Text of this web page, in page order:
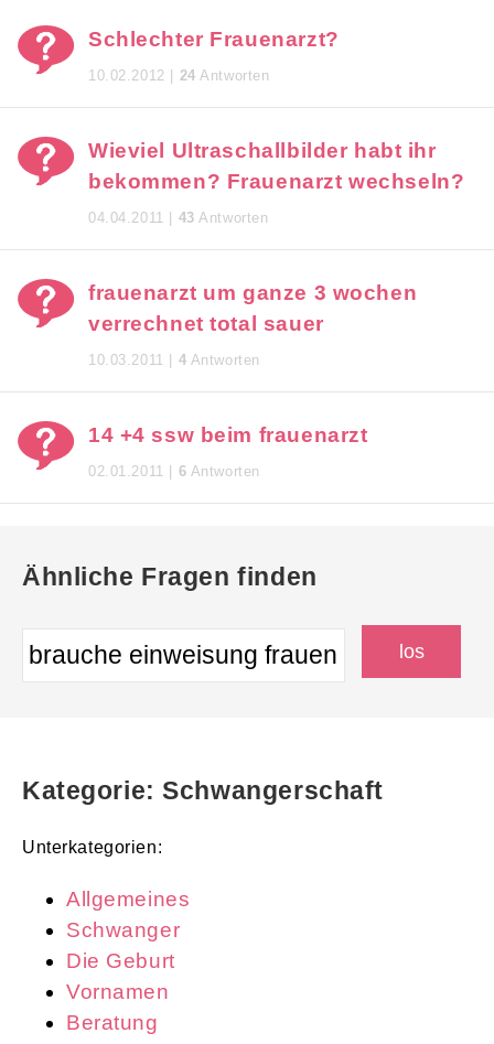
Schlechter Frauenarzt?
10.02.2012 | 24 Antworten
Wieviel Ultraschallbilder habt ihr
bekommen? Frauenarzt wechseln?
04.04.2011 | 43 Antworten
frauenarzt um ganze 3 wochen
verrechnet total sauer
10.03.2011 | 4 Antworten
14 +4 ssw beim frauenarzt
02.01.2011 | 6 Antworten
Ähnliche Fragen finden
Kategorie: Schwangerschaft
Unterkategorien:
Allgemeines
Schwanger
Die Geburt
Vornamen
Beratung